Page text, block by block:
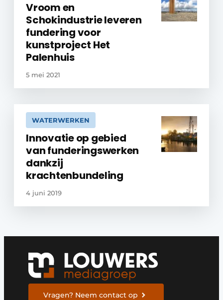
Vroom en
Schokindustrie leveren
fundering voor
kunstproject Het
Palenhuis
5 mei 2021
WATERWERKEN
Innovatie op gebied
van funderingswerken
dankzij
krachtenbundeling
4 juni 2019
Vragen? Neem contact op